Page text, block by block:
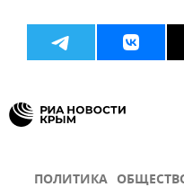
ПОЛИТИКА